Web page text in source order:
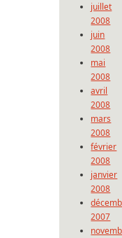
juillet
2008
juin
2008
mai
2008
avril
2008
mars
2008
février
2008
janvier
2008
2007